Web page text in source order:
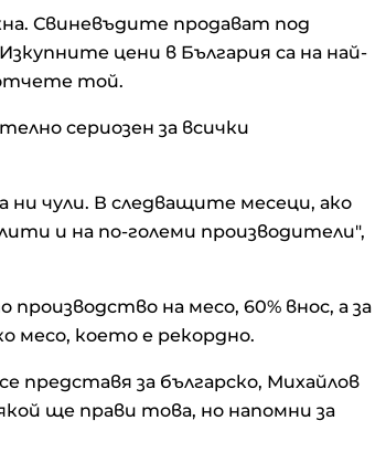
Свиневъдите продават под
цени в България са на най-
отчете той.
сериозен за всички
ни чули. В следващите месеци, ако
и на по-големи производители",
на месо, 60% внос, а за
месо, което е рекордно.
представя за българско, Михайлов
ще прави това, но напомни за